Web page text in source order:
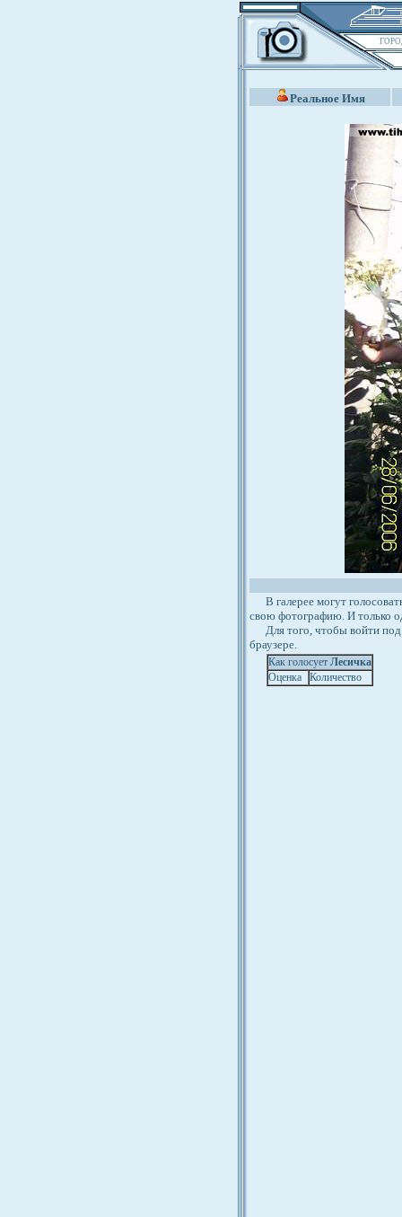
Реальное Имя
В галерее могут
свою фотографию. И только
Для того, чтобы войти под
браузере.
Как голосует Лесичка
Оценка
Количество